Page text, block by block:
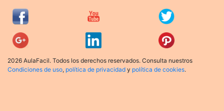
2026 AulaFacil. Todos los derechos reservados. Consulta nuestros
Condiciones de uso, política de privacidad y política de cookies.